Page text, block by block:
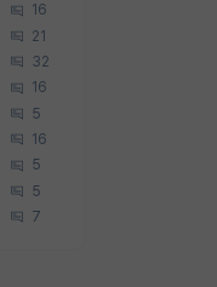
16
21
32
16
5
16
5
5
7